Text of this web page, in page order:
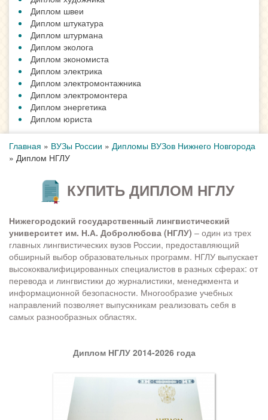
Диплом швеи
Диплом штукатура
Диплом штурмана
Диплом эколога
Диплом экономиста
Диплом электрика
Диплом электромонтажника
Диплом электромонтера
Диплом энергетика
Диплом юриста
Главная » ВУЗы России » Дипломы ВУЗов Нижнего Новгорода
» Диплом НГЛУ
КУПИТЬ ДИПЛОМ НГЛУ
Нижегородский государственный лингвистический
университет им. Н.А. Добролюбова (НГЛУ) – один из трех
главных лингвистических вузов России, предоставляющий
обширный выбор образовательных программ. НГЛУ выпускает
высококвалифицированных специалистов в разных сферах: от
перевода и лингвистики до журналистики, менеджмента и
информационной безопасности. Многообразие учебных
направлений позволяет выпускникам реализовать себя в
самых разнообразных областях.
Диплом НГЛУ 2014-2026 года